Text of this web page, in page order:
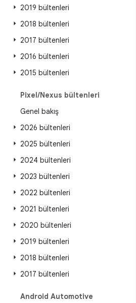
2019 bültenleri
2018 bültenleri
2017 bültenleri
2016 bültenleri
2015 bültenleri
Pixel/Nexus bültenleri
Genel bakış
2026 bültenleri
2025 bültenleri
2024 bültenleri
2023 bültenleri
2022 bültenleri
2021 bültenleri
2020 bültenleri
2019 bültenleri
2018 bültenleri
2017 bültenleri
Android Automotive